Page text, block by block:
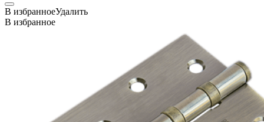
В избранноеУдалить
В избранное